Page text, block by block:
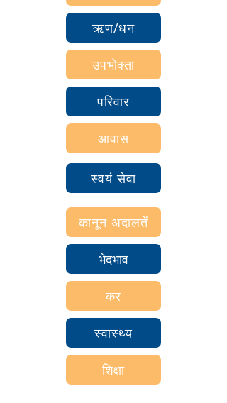
ऋण/धन
उपभोक्ता
परिवार
आवास
स्वयं सेवा
कानून अदालतें
भेदभाव
कर
स्वास्थ्य
शिक्षा